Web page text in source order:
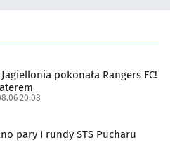
pokonała Rangers FC!
20:08
pary I rundy STS Pucharu